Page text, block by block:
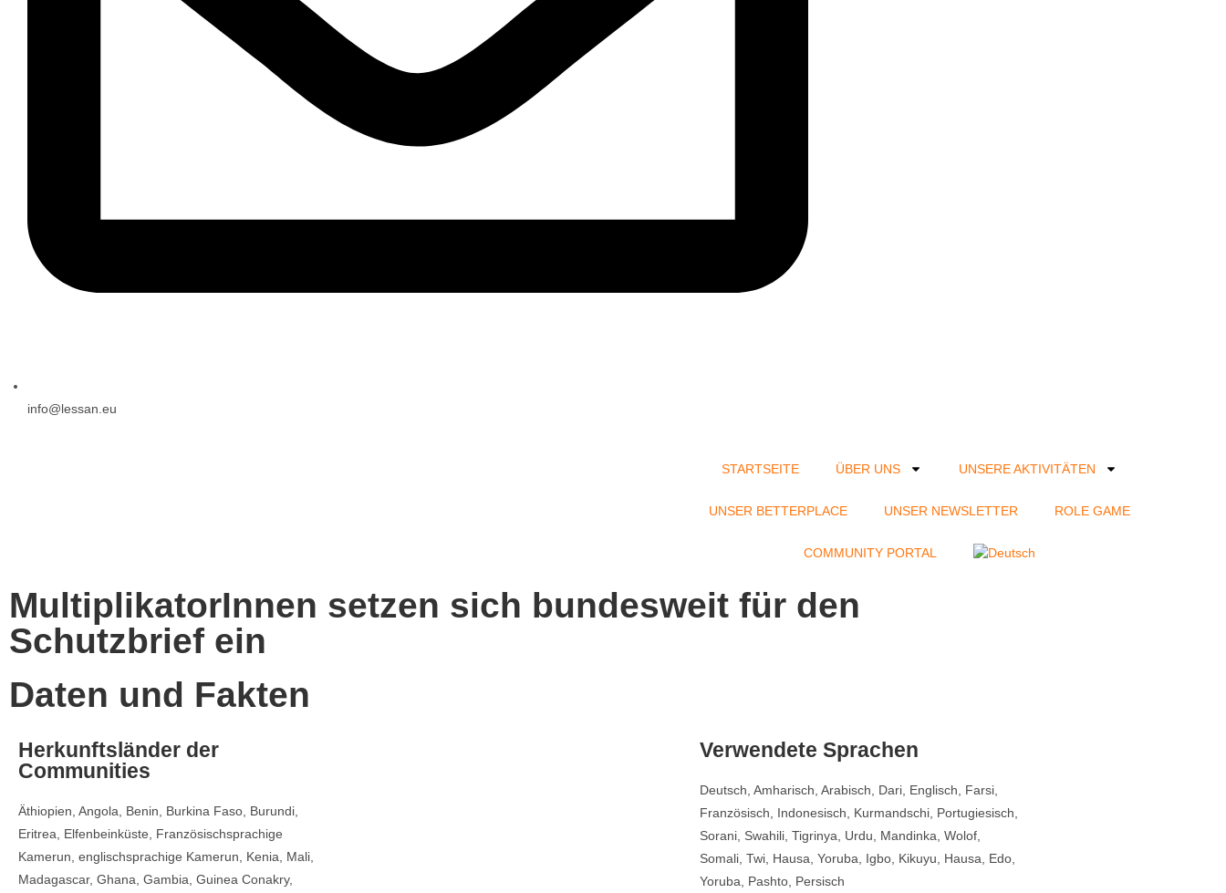
info@lessan.eu
STARTSEITE ÜBER UNS UNSERE AKTIVITÄTEN
UNSER BETTERPLACE UNSER NEWSLETTER ROLE GAME
COMMUNITY PORTAL
MultiplikatorInnen setzen sich bundesweit für den
Schutzbrief ein
Daten und Fakten
Herkunftsländer der
Communities
Äthiopien, Angola, Benin, Burkina Faso, Burundi,
Eritrea, Elfenbeinküste, Französischsprachige
Kamerun, englischsprachige Kamerun, Kenia, Mali,
Madagascar, Ghana, Gambia, Guinea Conakry,
Verwendete Sprachen
Deutsch, Amharisch, Arabisch, Dari, Englisch, Farsi,
Französisch, Indonesisch, Kurmandschi, Portugiesisch,
Sorani, Swahili, Tigrinya, Urdu, Mandinka, Wolof,
Somali, Twi, Hausa, Yoruba, Igbo, Kikuyu, Hausa, Edo,
Yoruba, Pashto, Persisch